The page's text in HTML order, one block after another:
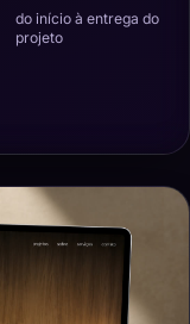
do início à entrega do
projeto